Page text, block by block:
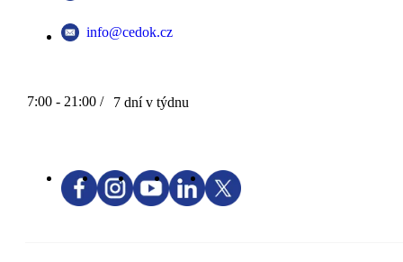
info@cedok.cz
7:00 - 21:00 / 7 dní v týdnu